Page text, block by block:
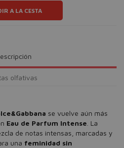
A LA CESTA
olfativas
se vuelve aún más
Eau de Parfum Intense . La
de notas intensas, marcadas y
una feminidad sin